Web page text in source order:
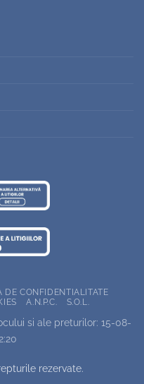
DE CONFIDENTIALITATE
A.N.P.C. S.O.L.
si ale preturilor: 15-08-
rezervate.